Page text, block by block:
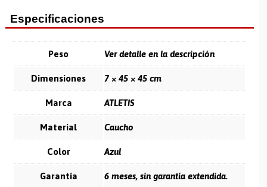
Especificaciones
Peso Ver detalle en la descripción
Dimensiones 7 × 45 × 45 cm
Marca ATLETIS
Material Caucho
Color Azul
Garantía 6 meses, sin garantía extendida.